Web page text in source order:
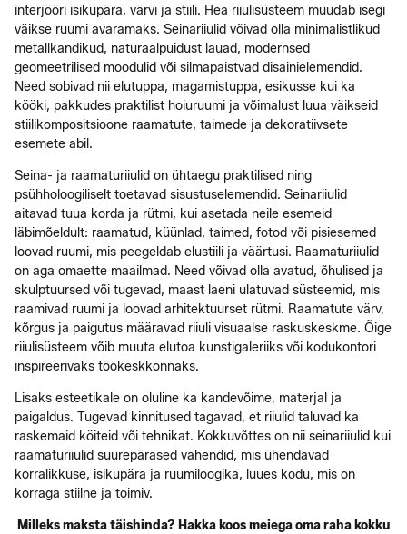
interjööri isikupära, värvi ja stiili. Hea riiulisüsteem muudab isegi
väikse ruumi avaramaks. Seinariiulid võivad olla minimalistlikud
metallkandikud, naturaalpuidust lauad, modernsed
geomeetrilised moodulid või silmapaistvad disainielemendid.
Need sobivad nii elutuppa, magamistuppa, esikusse kui ka
kööki, pakkudes praktilist hoiuruumi ja võimalust luua väikseid
stiilikompositsioone raamatute, taimede ja dekoratiivsete
esemete abil.
Seina- ja raamaturiiulid on ühtaegu praktilised ning
psühholoogiliselt toetavad sisustuselemendid. Seinariiulid
aitavad tuua korda ja rütmi, kui asetada neile esemeid
läbimõeldult: raamatud, küünlad, taimed, fotod või pisiesemed
loovad ruumi, mis peegeldab elustiili ja väärtusi. Raamaturiiulid
on aga omaette maailmad. Need võivad olla avatud, õhulised ja
skulptuursed või tugevad, maast laeni ulatuvad süsteemid, mis
raamivad ruumi ja loovad arhitektuurset rütmi. Raamatute värv,
kõrgus ja paigutus määravad riiuli visuaalse raskuskeskme. Õige
riiulisüsteem võib muuta elutoa kunstigaleriiks või kodukontori
inspireerivaks töökeskkonnaks.
Lisaks esteetikale on oluline ka kandevõime, materjal ja
paigaldus. Tugevad kinnitused tagavad, et riiulid taluvad ka
raskemaid köiteid või tehnikat. Kokkuvõttes on nii seinariiulid kui
raamaturiiulid suurepärased vahendid, mis ühendavad
korralikkuse, isikupära ja ruumiloogika, luues kodu, mis on
korraga stiilne ja toimiv.
Milleks maksta täishinda? Hakka koos meiega oma raha kokku